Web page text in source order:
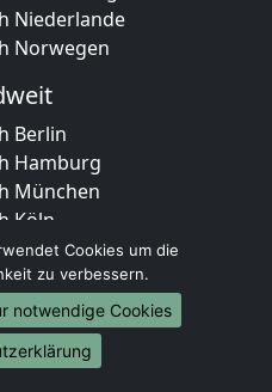
Niederlande
Norwegen
Berlin
Hamburg
München
Köln
Frankfurt am Main
Stuttgart
Düsseldorf
Leipzig
Dortmund
Cookies um die
zu verbessern.
notwendige Cookies